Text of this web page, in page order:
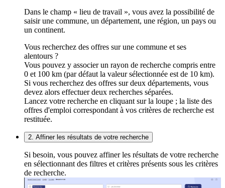
Dans le champ « lieu de travail », vous avez la possibilité de
saisir une commune, un département, une région, un pays ou
un continent.
Vous recherchez des offres sur une commune et ses
alentours ?
Vous pouvez y associer un rayon de recherche compris entre
0 et 100 km (par défaut la valeur sélectionnée est de 10 km).
Si vous recherchez des offres sur deux départements, vous
devez alors effectuer deux recherches séparées.
Lancez votre recherche en cliquant sur la loupe ; la liste des
offres d'emploi correspondant à vos critères de recherche est
restituée.
2. Affiner les résultats de votre recherche
Si besoin, vous pouvez affiner les résultats de votre recherche
en sélectionnant des filtres et critères présents sous les critères
de recherche.